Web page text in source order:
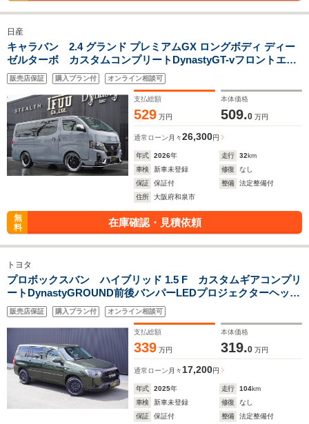
日産
キャラバン 2.4 グランド プレミアムGX ロングボディ ディー
ゼルターボ カスタムコンプリートDynastyGT-vフロントエア
ロオーバーフェンダー17inアルミローダウンバケットシートカ
バーベットキットアルパインBIGX11inナビ後席モニターセンタ
ーコンソール
販売店保証 購入プラン付 オンライン相談可
支払総額
529 万円
本体価格
509.0 万円
通常ローン 月々26,300円
年式 2026年 走行 32km
車検
新車未登録 修復
なし
保証
保証付 整備
法定整備付
住所
大阪府和泉市
無
料
在庫確認・見積依頼
トヨタ
プロボックスバン ハイブリッド 1.5 F カスタムギアコンプリ
ートDynastyGROUND前後バンパーLEDプロジェクターヘッド
ライトRTタイヤコーデュロイバケットシートカバーDピラース
ピーカーアッシュウッドインテリア助手席テーブル
販売店保証 購入プラン付 オンライン相談可
支払総額
339 万円
本体価格
319.0 万円
通常ローン 月々 17,200円
年式 2025年 走行 104km
車検
新車未登録 修復
なし
保証
保証付 整備
法定整備付